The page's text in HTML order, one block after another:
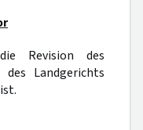
Revision des
Landgerichts